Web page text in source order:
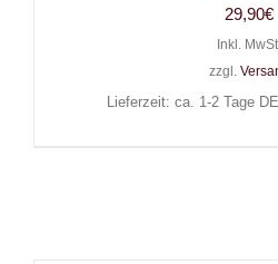
29,90€
Inkl.
zzgl.
Lieferzeit: ca. 1-2 Tage